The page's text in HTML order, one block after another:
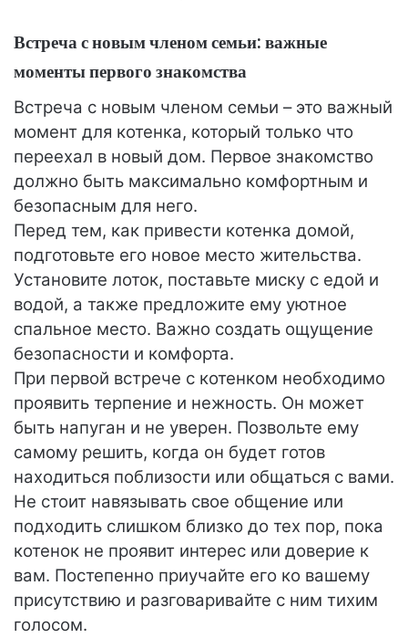
Встреча с новым членом семьи: важные
моменты первого знакомства
Встреча с новым членом семьи – это важный
момент для котенка, который только что
переехал в новый дом. Первое знакомство
должно быть максимально комфортным и
безопасным для него.
Перед тем, как привести котенка домой,
подготовьте его новое место жительства.
Установите лоток, поставьте миску с едой и
водой, а также предложите ему уютное
спальное место. Важно создать ощущение
безопасности и комфорта.
При первой встрече с котенком необходимо
проявить терпение и нежность. Он может
быть напуган и не уверен. Позвольте ему
самому решить, когда он будет готов
находиться поблизости или общаться с вами.
Не стоит навязывать свое общение или
подходить слишком близко до тех пор, пока
котенок не проявит интерес или доверие к
вам. Постепенно приучайте его ко вашему
присутствию и разговаривайте с ним тихим
голосом.